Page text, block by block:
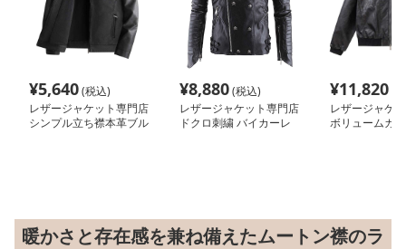
¥5,640(税込)
レザージャケット専門店
シンプル立ち襟本革ブル
¥8,880(税込)
レザージャケット専門店
ドクロ刺繍 バイカーレ
¥11,820
レザージャケ
ボリュームカ
暖かさと存在感を兼ね備えたムートン襟のラ